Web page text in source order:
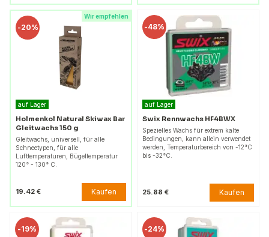
Wir empfehlen
-20%
auf Lager
Holmenkol Natural Skiwax Bar
Gleitwachs 150 g
Gleitwachs, universell, für alle
Schneetypen, für alle
Lufttemperaturen, Bügeltemperatur
120° - 130° C.
19.42 € Kaufen
-48%
auf Lager
Swix Rennwachs HF4BWX
Spezielles Wachs für extrem kalte
Bedingungen, kann allein verwendet
werden, Temperaturbereich von -12°C
bis -32°C.
25.88 € Kaufen
-19% -24%